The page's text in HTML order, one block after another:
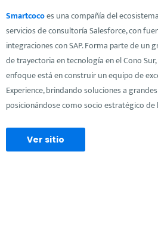
Smartcocoes una compañía del
servicios de consultoría Salesforce, con
integraciones con SAP. Forma parte de un
de trayectoria en tecnología en el Cono Sur,
enfoque está en construir un equipo de
Experience, brindando soluciones a
posicionándose como socio estratégico de
Ver sitio